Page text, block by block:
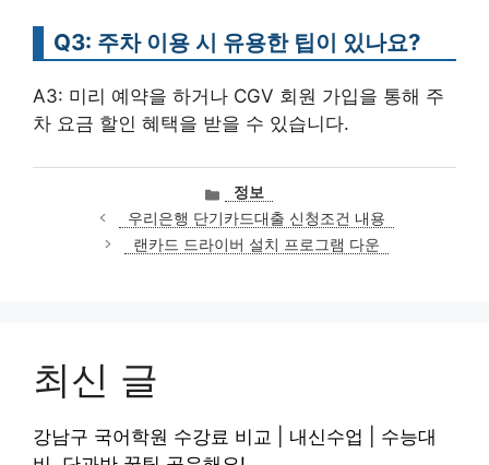
Q3: 주차 이용 시 유용한 팁이 있나요?
A3: 미리 예약을 하거나 CGV 회원 가입을 통해 주
차 요금 할인 혜택을 받을 수 있습니다.
카
테
고
리
정보
우리은행 단기카드대출 신청조건 내용
랜카드 드라이버 설치 프로그램 다운
최신 글
강남구 국어학원 수강료 비교 | 내신수업 | 수능대